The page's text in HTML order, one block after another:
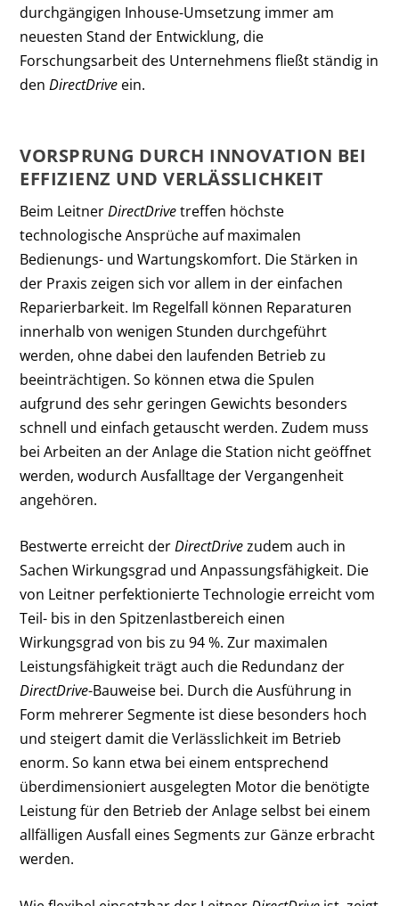
durchgängigen Inhouse-Umsetzung immer am
neuesten Stand der Entwicklung, die
Forschungsarbeit des Unternehmens fließt ständig in
denDirectDrive ein.
VORSPRUNG DURCH INNOVATION BEI
EFFIZIENZ UND VERLÄSSLICHKEIT
Beim LeitnerDirectDrivetreffen höchste
technologische Ansprüche auf maximalen
Bedienungs- und Wartungskomfort. Die Stärken in
der Praxis zeigen sich vor allem in der einfachen
Reparierbarkeit. Im Regelfall können Reparaturen
innerhalb von wenigen Stunden durchgeführt
werden, ohne dabei den laufenden Betrieb zu
beeinträchtigen. So können etwa die Spulen
aufgrund des sehr geringen Gewichts besonders
schnell und einfach getauscht werden. Zudem muss
bei Arbeiten an der Anlage die Station nicht geöffnet
werden, wodurch Ausfalltage der Vergangenheit
angehören.
Bestwerte erreicht derDirectDrivezudem auch in
Sachen Wirkungsgrad und Anpassungsfähigkeit. Die
von Leitner perfektionierte Technologie erreicht vom
Teil- bis in den Spitzenlastbereich einen
Wirkungsgrad von bis zu 94 %. Zur maximalen
Leistungsfähigkeit trägt auch die Redundanz der
DirectDrive-Bauweise bei. Durch die Ausführung in
Form mehrerer Segmente ist diese besonders hoch
und steigert damit die Verlässlichkeit im Betrieb
enorm. So kann etwa bei einem entsprechend
überdimensioniert ausgelegten Motor die benötigte
Leistung für den Betrieb der Anlage selbst bei einem
allfälligen Ausfall eines Segments zur Gänze erbracht
werden.